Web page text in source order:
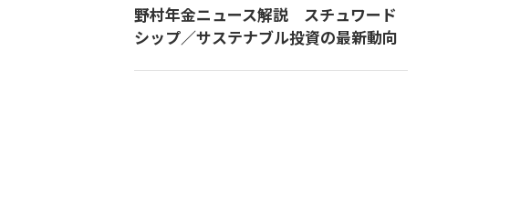
野村年金ニュース解説 スチュワード
シップ／サステナブル投資の最新動向